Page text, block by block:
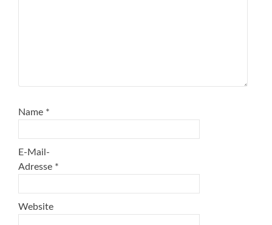
Name *
E-Mail-
Adresse *
Website